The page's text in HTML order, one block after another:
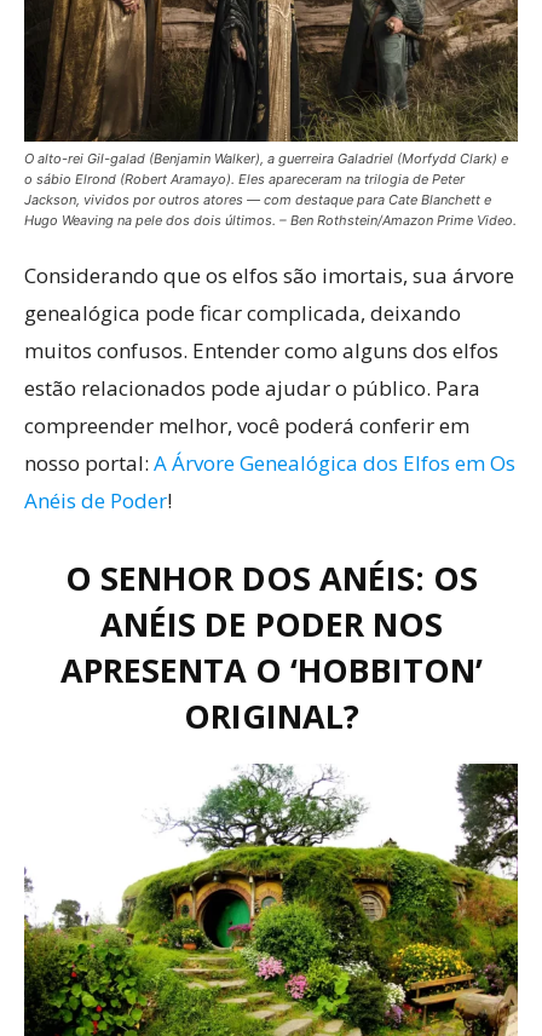
O alto-rei Gil-galad (Benjamin Walker), a guerreira Galadriel (Morfydd Clark) e
o sábio Elrond (Robert Aramayo). Eles apareceram na trilogia de Peter
Jackson, vividos por outros atores — com destaque para Cate Blanchett e
Hugo Weaving na pele dos dois últimos. – Ben Rothstein/Amazon Prime Video.
Considerando que os elfos são imortais, sua árvore
genealógica pode ficar complicada, deixando
muitos confusos. Entender como alguns dos elfos
estão relacionados pode ajudar o público. Para
compreender melhor, você poderá conferir em
nosso portal: A Árvore Genealógica dos Elfos em Os
Anéis de Poder!
O SENHOR DOS ANÉIS: OS
ANÉIS DE PODER NOS
APRESENTA O ‘HOBBITON’
ORIGINAL?